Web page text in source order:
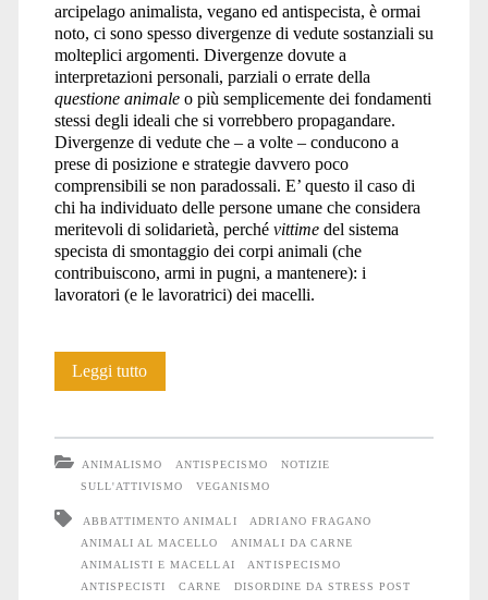
arcipelago animalista, vegano ed antispecista, è ormai
noto, ci sono spesso divergenze di vedute sostanziali su
molteplici argomenti. Divergenze dovute a
interpretazioni personali, parziali o errate della
questione animaleo più semplicemente dei fondamenti
stessi degli ideali che si vorrebbero propagandare.
Divergenze di vedute che – a volte – conducono a
prese di posizione e strategie davvero poco
comprensibili se non paradossali. E’ questo il caso di
chi ha individuato delle persone umane che considera
meritevoli di solidarietà, perché vittimedel sistema
specista di smontaggio dei corpi animali (che
contribuiscono, armi in pugni, a mantenere): i
lavoratori (e le lavoratrici) dei macelli.
Leggi tuttoLo
per
il
macellaio
ANIMALISMO ANTISPECISMO
NOTIZIE
SULL'ATTIVISMO
VEGANISMO
ABBATTIMENTO ANIMALI
ADRIANO FRAGANO
ANIMALI AL MACELLO
ANIMALI DA CARNE
ANIMALISTI E MACELLAI
ANTISPECISMO
ANTISPECISTI
CARNE
DISORDINE DA STRESS POST